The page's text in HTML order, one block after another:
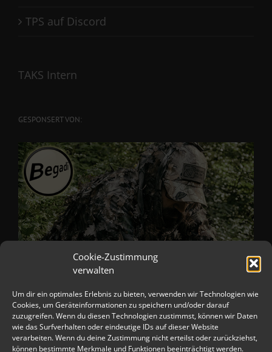
Cookie-Zustimmung
verwalten
Um dir ein optimales Erlebnis zu bieten, verwenden wir Technologien wie
Cookies, um Geräteinformationen zu speichern und/oder darauf
zuzugreifen. Wenn du diesen Technologien zustimmst, können wir Daten
wie das Surfverhalten oder eindeutige IDs auf dieser Website
verarbeiten. Wenn du deine Zustimmung nicht erteilst oder zurückziehst,
können bestimmte Merkmale und Funktionen beeinträchtigt werden.
TPS auf Discord
TAKS Intern
GESPONSERT VON: